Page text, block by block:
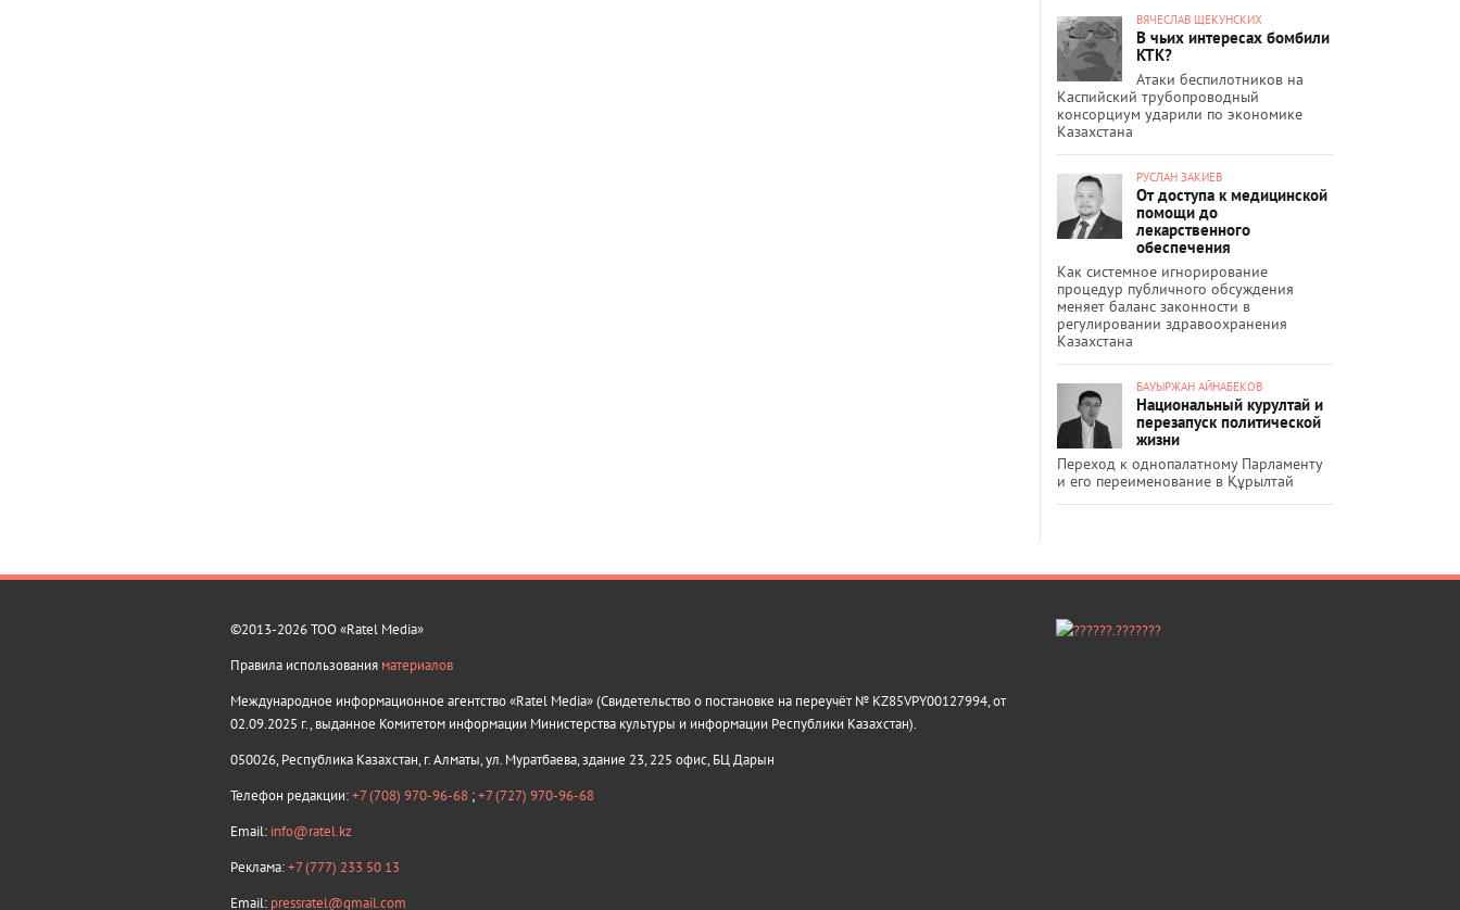
ВЯЧЕСЛАВ ЩЕКУНСКИХ
В чьих интересах бомбили
КТК?
Атаки беспилотников на
Каспийский трубопроводный
консорциум ударили по экономике
Казахстана
РУСЛАН ЗАКИЕВ
От доступа к медицинской
помощи до
лекарственного
обеспечения
Как системное игнорирование
процедур публичного обсуждения
меняет баланс законности в
регулировании здравоохранения
Казахстана
БАУЫРЖАН АЙНАБЕКОВ
Национальный курултай и
перезапуск политической
жизни
Переход к однопалатному Парламенту
и его переименование в Құрылтай
©2013-2026 ТОО «Ratel Media»
Правила использования материалов
Международное информационное агентство «Ratel Media» (Свидетельство о постановке на переучёт № KZ85VPY00127994, от
02.09.2025 г., выданное Комитетом информации Министерства культуры и информации Республики Казахстан).
050026, Республика Казахстан, г. Алматы, ул. Муратбаева, здание 23, 225 офис, БЦ Дарын
Телефон редакции:+7 (708) 970-96-68 ;+7 (727) 970-96-68
Email: info@ratel.kz
Реклама:+7 (777) 233 50 13
Email: pressratel@gmail.com